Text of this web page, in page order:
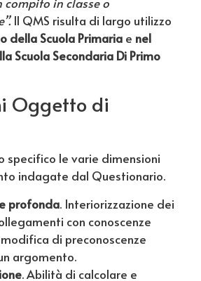
Il QMS risulta di largo utilizzo
della Scuola Primaria e nel
Scuola Secondaria Di Primo
Oggetto di
specifico le varie dimensioni
indagate dal Questionario.
profonda. Interiorizzazione dei
con conoscenze
di preconoscenze
argomento.
. Abilità di calcolare e